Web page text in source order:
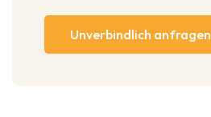
Unverbindlich anfragen